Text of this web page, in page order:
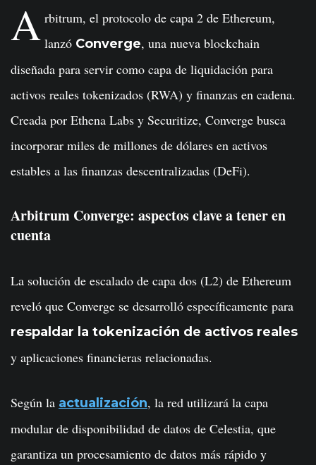
A rbitrum, el protocolo de capa 2 de Ethereum,
lanzó Converge, una nueva blockchain
diseñada para servir como capa de liquidación para
activos reales tokenizados (RWA) y finanzas en cadena.
Creada por Ethena Labs y Securitize, Converge busca
incorporar miles de millones de dólares en activos
estables a las finanzas descentralizadas (DeFi).
Arbitrum Converge: aspectos clave a tener en
cuenta
La solución de escalado de capa dos (L2) de Ethereum
reveló que Converge se desarrolló específicamente para
respaldar la tokenización de activos reales
y aplicaciones financieras relacionadas.
Según la actualización, la red utilizará la capa
modular de disponibilidad de datos de Celestia, que
garantiza un procesamiento de datos más rápido y